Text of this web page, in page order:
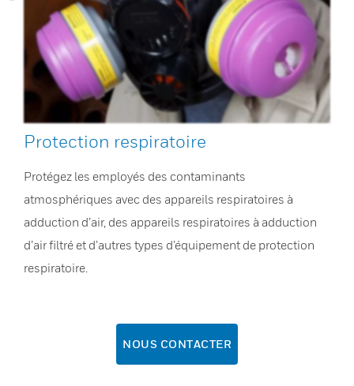
Protection respiratoire
Protégez les employés des contaminants
atmosphériques avec des appareils respiratoires à
adduction d’air, des appareils respiratoires à adduction
d’air filtré et d’autres types d’équipement de protection
respiratoire.
NOUS CONTACTER